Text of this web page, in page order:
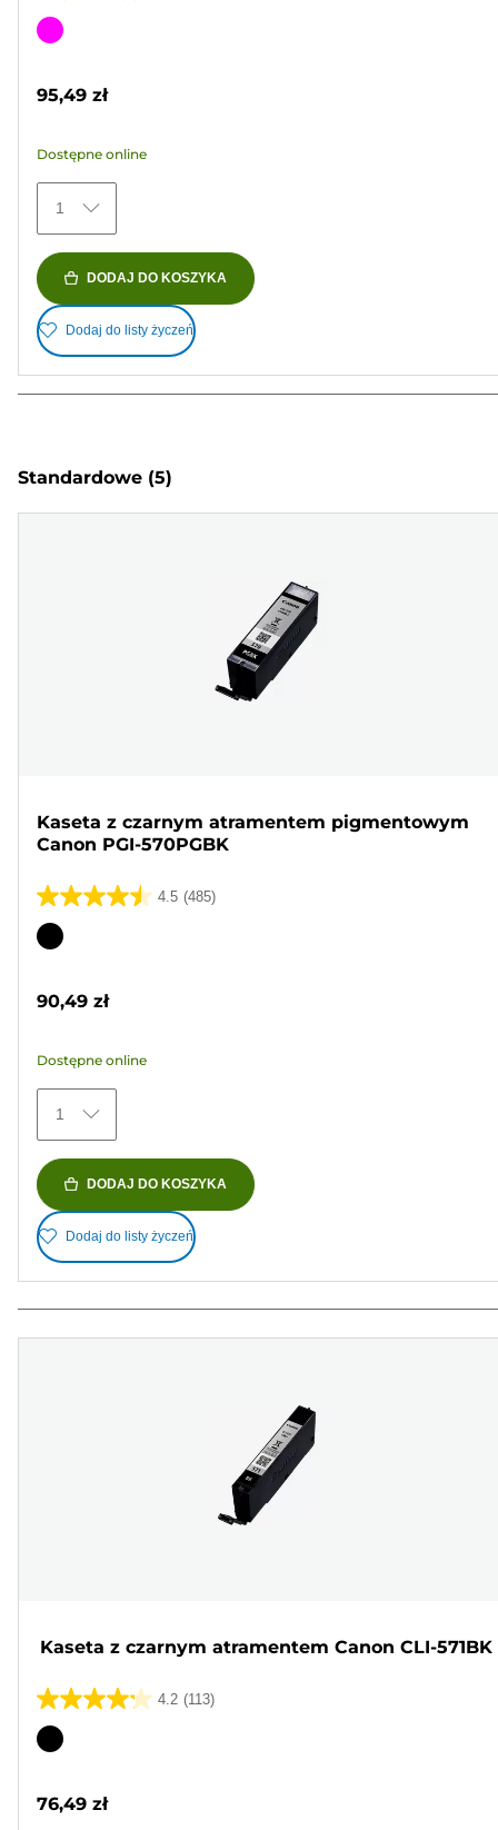
na
63
Wkład
95,49 zł
Dostępne online
1
DODAJ DO KOSZYKA
Dodaj do listy życzeń
Standardowe (5)
Kaseta z czarnym atramentem pigmentowym
Canon PGI-570PGBK
4.5 (485)
4.5
na
485
Wkład
90,49 zł
Dostępne online
1
DODAJ DO KOSZYKA
Dodaj do listy życzeń
Kaseta z czarnym atramentem Canon CLI-571BK
4.2 (113)
4.2
na
113
Wkład
76,49 zł